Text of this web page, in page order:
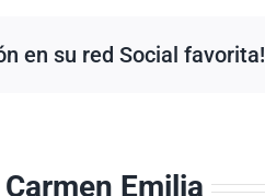
en su red Social favorita!
Carmen Emilia